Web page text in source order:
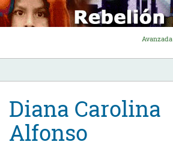
Skip
to
content
Avanzada
Diana Carolina
Alfonso